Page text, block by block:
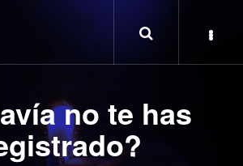
no te has